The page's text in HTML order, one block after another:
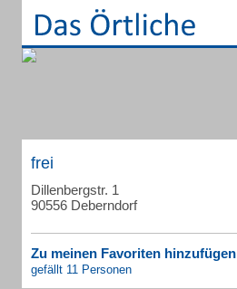
frei
Dillenbergstr. 1
90556 Deberndorf
Zu meinen Favoriten hinzufügen
gefällt 11 Personen